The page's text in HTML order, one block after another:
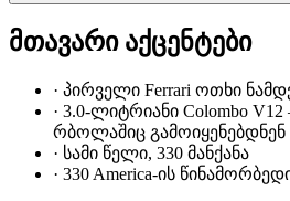
მთავარი აქცენტები
· პირველი Ferrari ოთხი
· 3.0-ლიტრიანი Colombo V12
რბოლაშიც გამოიყენებდნენ
· სამი წელი, 330 მანქანა
· 330 America-ის